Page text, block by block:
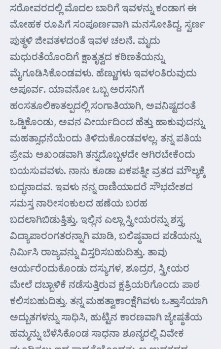
ಸರೋವರದಲ್ಲಿ ಮೊದಲ ಬಾರಿಗೆ ಇವಳನ್ನು ಕಂಡಾಗ ಈ
ಮೋಹಕ ರೂಪಿಗೆ ಸಂಪೂರ್ಣವಾಗಿ ಮನಸೋತಿದ್ದ. ಸ್ವರ್ಣ
ಪುತ್ಥಳಿ ಜೀವತಳದಂತೆ ಇವಳ ಚಲನೆ. ಮೃದು
ಮಧುರತೆಯೊಂದಿಗೆ ಕ್ಷಾತೃತ್ವದ ಕಠಿಣತೆಯನ್ನು
ಮೈಗೂಡಿಸಿಕೊಂಡವಳು. ಹೆಣ್ಣುಗಳು ಇವಳಂತಿರುವುದು
ಅಪೂರ್ವ. ಯಾವನೋ ಒಬ್ಬ ಅರಸನಿಗೆ
ಹಂಸತೂಲಿಕಾತಲ್ಪದಲ್ಲಿ ಸಂಗಾತಿಯಾಗಿ, ಅವನಿಷ್ಟದಂತೆ
ಒಡ್ಡಿಕೊಂಡು, ಅವನ ವೀರ್ಯದಿಂದ ಹೆತ್ತು ಹಾಕುವುದನ್ನು
ಮಹತ್ಸಾಧನೆಯೆಂದು ತಿಳಿದುಕೊಂಡವಳಲ್ಲ. ತನ್ನ ಪತಿಯ
ಪ್ರೇಮ ಅಖಂಡವಾಗಿ ತನ್ನದೊಬ್ಬಳದೇ ಆಗಿರಬೇಕೆಂದು
ಬಯಸುವವಳು. ನಾನು ಕೂಡಾ ಏಕಪತ್ನೀ ವ್ರತದ ಮೌಲ್ಯಕ್ಕೆ
ಬದ್ಧನಾದವ. ಇವಳು ನನ್ನ ರಾಣಿಯಾದರೆ ಸೌಭದೇಶದ
ಸಮಸ್ತ ನಾರೀಸಂಕುಲದ ಹಣೆಯ ಬರಹ
ಬದಲಾಗಿಬಿಡುತ್ತಿತ್ತು. ಇಲ್ಲಿನ ಎಲ್ಲಾ ಸ್ತ್ರೀಯರನ್ನು ಶಸ್ತ್ರ
ವಿದ್ಯಾಪಾರಂಗತರನ್ನಾಗಿ ಮಾಡಿ, ಬಲಿಷ್ಠವಾದ ಪಡೆಯನ್ನು
ನಿರ್ಮಿಸಿ ರಾಜ್ಯವನ್ನು ವಿಸ್ತರಿಸಬಹುದಿತ್ತು. ತಾವು
ಆರ್ಯರೆಂದುಕೊಂಡು ದಸ್ಯುಗಳ, ಶೂದ್ರರ, ಸ್ತ್ರೀಯರ
ಮೇಲೆ ದಬ್ಬಾಳಿಕೆ ನಡೆಸುತ್ತಿರುವ ಕ್ಷತ್ರಿಯರಿಗೊಂದು ಪಾಠ
ಕಲಿಸಬಹುದಿತ್ತು. ತನ್ನ ಮಹತ್ವಾಕಾಂಕ್ಷೆಗಿವಳು ಒತ್ತಾಸೆಯಾಗಿ
ಅದ್ಬುತಗಳನ್ನು ಸಾಧಿಸಿ, ಹುಟ್ಟಿನ ಕಾರಣವಾಗಿ ಜ್ಯೇಷ್ಠತೆಯ
ಹಮ್ಮನ್ನು ಬೆಳೆಸಿಕೊಂಡ ಸಾಧನಾ ಶೂನ್ಯರಲ್ಲಿ ವಿವೇಕ